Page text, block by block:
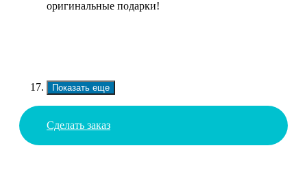
оригинальные подарки!
Показать еще
Сделать заказ